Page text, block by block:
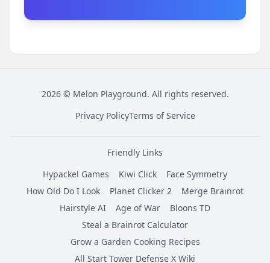
2026© Melon Playground. All rights reserved.
Privacy PolicyTerms of Service
Friendly Links
Hypackel Games
Kiwi Click
Face Symmetry
How Old Do I Look
Planet Clicker 2
Merge Brainrot
Hairstyle AI
Age of War
Bloons TD
Steal a Brainrot Calculator
Grow a Garden Cooking Recipes
All Start Tower Defense X Wiki